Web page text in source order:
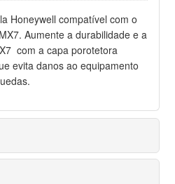
Honeywell compatível com o
Aumente a durabilidade e a
com a capa porotetora
evita danos ao equipamento